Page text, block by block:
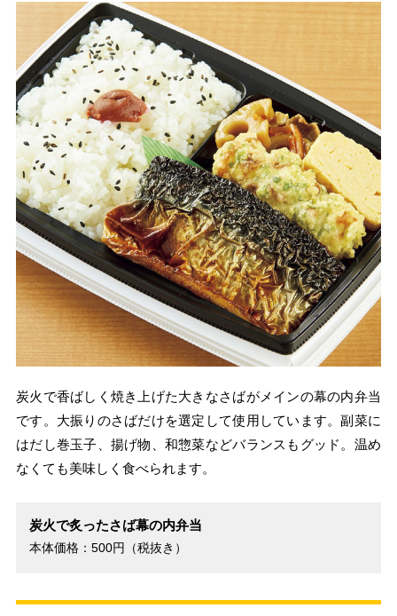
炭火で香ばしく焼き上げた大きなさばがメインの幕の内弁当
です。大振りのさばだけを選定して使用しています。副菜に
はだし巻玉子、揚げ物、和惣菜などバランスもグッド。温め
なくても美味しく食べられます。
炭火で炙ったさば幕の内弁当
本体価格：500円（税抜き）